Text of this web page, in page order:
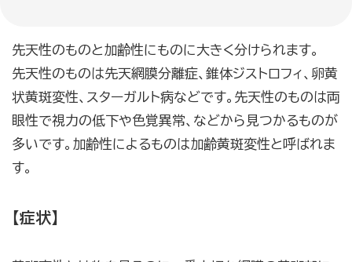
先天性のものと加齢性にものに大きく分けられます。
先天性のものは先天網膜分離症、錐体ジストロフィ、卵黄
状黄斑変性、スターガルト病などです。先天性のものは両
眼性で視力の低下や色覚異常、などから見つかるものが
多いです。加齢性によるものは加齢黄斑変性と呼ばれま
す。
【症状】